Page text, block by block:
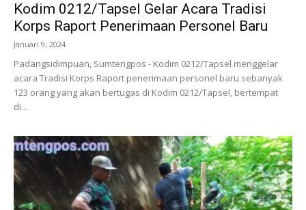
Kodim 0212/Tapsel Gelar Acara Tradisi
Korps Raport Penerimaan Personel Baru
Januari 9, 2024
Padangsidimpuan, Sumtengpos - Kodim 0212/Tapsel menggelar
acara Tradisi Korps Raport penerimaan personel baru sebanyak
123 orang yang akan bertugas di Kodim 0212/Tapsel, bertempat
di...